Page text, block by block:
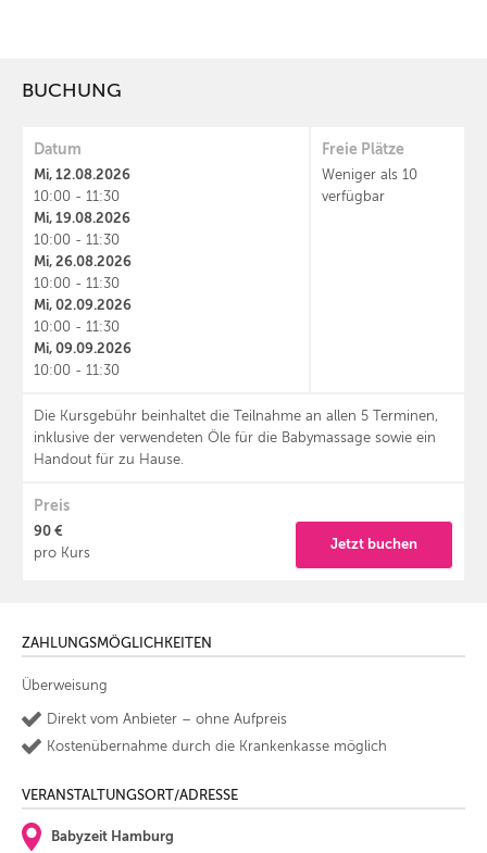
BUCHUNG
Datum
Mi, 12.08.2026
10:00 - 11:30
Mi, 19.08.2026
10:00 - 11:30
Mi, 26.08.2026
10:00 - 11:30
Mi, 02.09.2026
10:00 - 11:30
Mi, 09.09.2026
10:00 - 11:30
Die Kursgebühr beinhaltet die Teilnahme an allen 5 Terminen,
inklusive der verwendeten Öle für die Babymassage sowie ein
Handout für zu Hause.
Freie Plätze
Weniger als 10
verfügbar
Preis
90 €
pro Kurs
Jetzt buchen
ZAHLUNGSMÖGLICHKEITEN
Überweisung
Direkt vom Anbieter – ohne Aufpreis
Kostenübernahme durch die Krankenkasse möglich
VERANSTALTUNGSORT/ADRESSE
Babyzeit Hamburg